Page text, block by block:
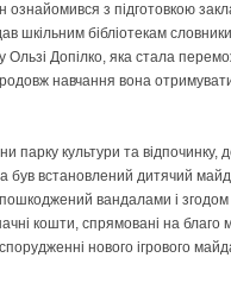
ознайомився з підготовкою
шкільним бібліотекам
Ользі Допілко, яка стала
навчання вона
парку культури та відпочинку,
встановлений дитячий
вандалами і
кошти, спрямовані на благо
нового ігрового